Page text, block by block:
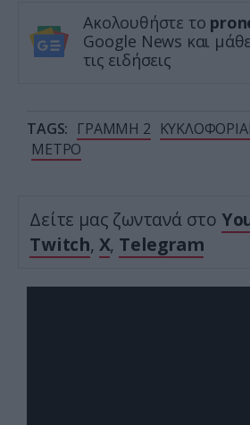
Ακολουθήστε το
Google News και
τις ειδήσεις
TAGS: ΓΡΑΜΜΗ 2
ΜΕΤΡΟ
Δείτε μας ζωντανά στο
Twitch, X, Telegram